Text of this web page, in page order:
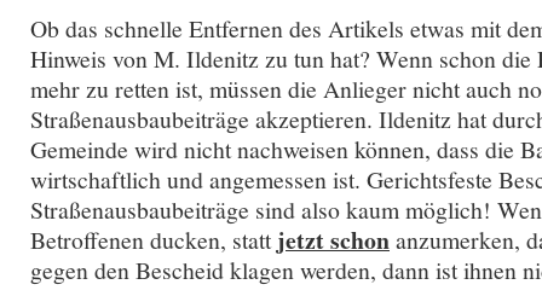
Ob das schnelle Entfernen des Artikels etwas mit
Hinweis von M. Ildenitz zu tun hat? Wenn schon die
mehr zu retten ist, müssen die Anlieger nicht auch
Straßenausbaubeiträge akzeptieren. Ildenitz hat
Gemeinde wird nicht nachweisen können, dass die
wirtschaftlich und angemessen ist. Gerichtsfeste
Straßenausbaubeiträge sind also kaum möglich!
Betroffenen ducken, stattjetzt schonanzumerken,
gegen den Bescheid klagen werden, dann ist ihnen